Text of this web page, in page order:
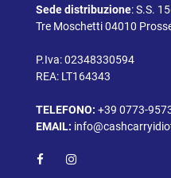
Sede distribuzione:S.S.
Tre Moschetti 04010
P.Iva: 02348330594
REA: LT164343
TELEFONO: +39 0773-
EMAIL: